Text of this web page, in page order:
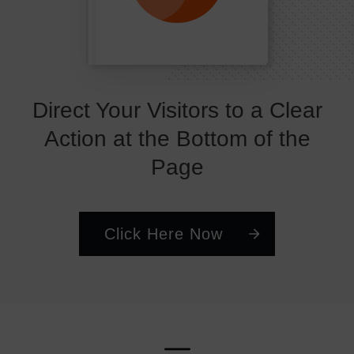
Direct Your Visitors to a Clear
Action at the Bottom of the
Page
Click Here Now